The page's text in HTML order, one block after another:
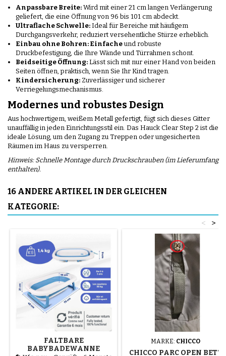
Anpassbare Breite: Wird mit einer 21 cm langen Verlängerung
geliefert, die eine Öffnung von 96 bis 101 cm abdeckt.
Ultraflache Schwelle: Ideal für Bereiche mit häufigem
Durchgangsverkehr, reduziert versehentliche Stürze erheblich.
Einbau ohne Bohren: Einfacheund robuste
Druckbefestigung, die Ihre Wände und Türrahmen schont.
Beidseitige Öffnung: Lässt sich mit nur einer Hand von beiden
Seiten öffnen, praktisch, wenn Sie Ihr Kind tragen.
Kindersicherung: Zuverlässiger und sicherer
Verriegelungsmechanismus.
Modernes und robustes Design
Aus hochwertigem, weißem Metall gefertigt, fügt sich dieses Gitter
unauffällig in jeden Einrichtungsstil ein. Das Hauck Clear Step 2 ist die
ideale Lösung, um den Zugang zu Treppen oder ungesicherten
Räumen im Haus zu versperren.
Hinweis: Schnelle Montage durch Druckschrauben (im Lieferumfang
enthalten).
16 ANDERE ARTIKEL IN DER GLEICHEN
KATEGORIE:
>
<
FALTBARE
BABYBADEWANNE
MARKE: CHICCO
CHICCO PARC OPEN BETT